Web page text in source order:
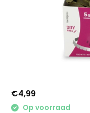
€4,99
Op voorraad